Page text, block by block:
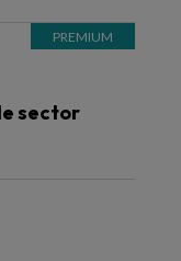
sector